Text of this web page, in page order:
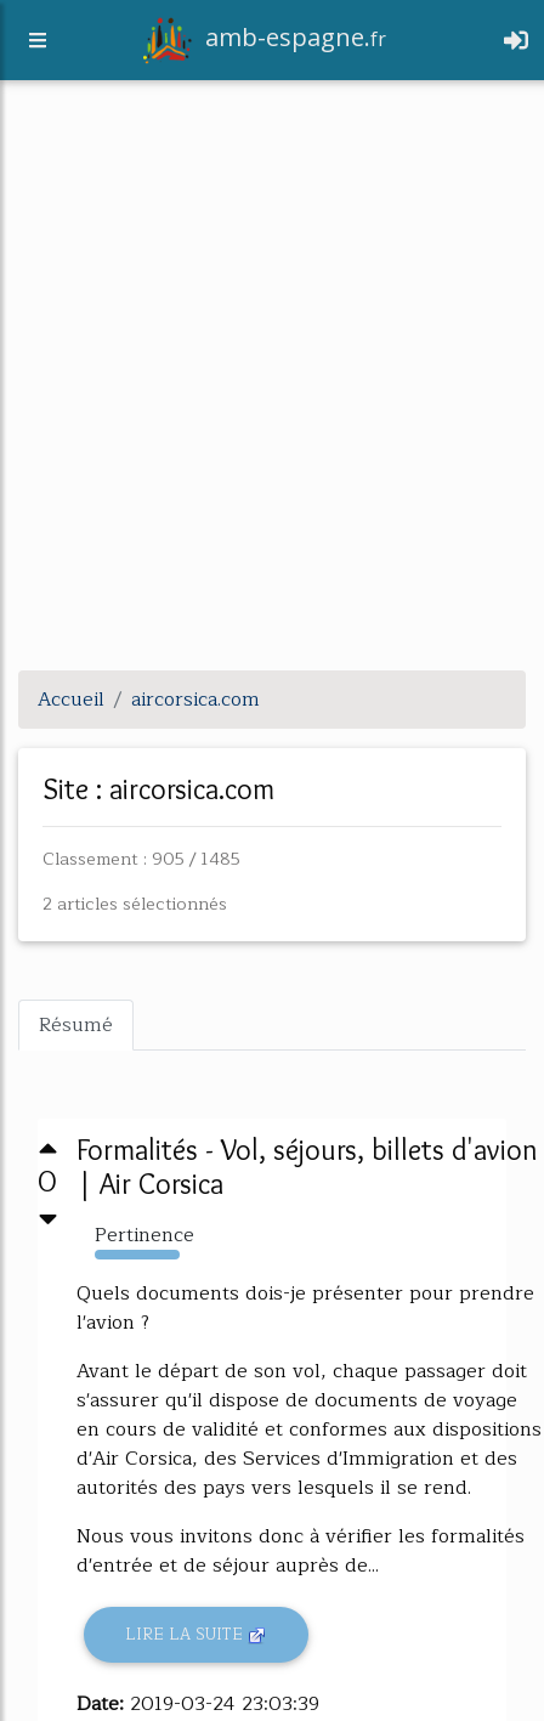
amb-espagne.fr
Accueil aircorsica.com
Site : aircorsica.com
Classement : 905 / 1485
2 articles sélectionnés
Résumé
0
Formalités - Vol, séjours, billets d'avion
| Air Corsica
Pertinence
1482%
Quels documents dois-je présenter pour prendre
l'avion ?
Avant le départ de son vol, chaque passager doit
s'assurer qu'il dispose de documents de voyage
en cours de validité et conformes aux dispositions
d'Air Corsica, des Services d'Immigration et des
autorités des pays vers lesquels il se rend.
Nous vous invitons donc à vérifier les formalités
d'entrée et de séjour auprès de...
LIRE LA SUITE
Date: 2019-03-24 23:03:39